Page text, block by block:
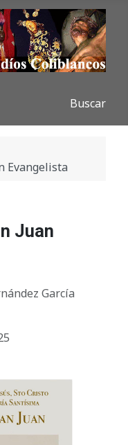
Buscar
Evangelista
Juan
García